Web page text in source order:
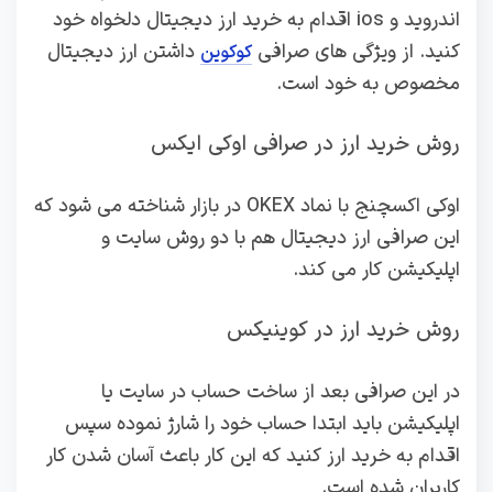
اندروید و ios اقدام به خرید ارز دیجیتال دلخواه خود
کنید. از ویژگی های صرافیکوکوین داشتن ارز دیجیتال
مخصوص به خود است.
روش خرید ارز در صرافی اوکی ایکس
اوکی اکسچنج با نماد OKEX در بازار شناخته می شود که
این صرافی ارز دیجیتال هم با دو روش سایت و
اپلیکیشن کار می کند.
روش خرید ارز در کوینیکس
در این صرافی بعد از ساخت حساب در سایت یا
اپلیکیشن باید ابتدا حساب خود را شارژ نموده سپس
اقدام به خرید ارز کنید که این کار باعث آسان شدن کار